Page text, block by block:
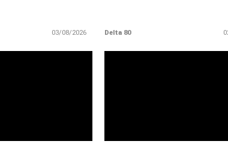
03/08/2026 Delta 80